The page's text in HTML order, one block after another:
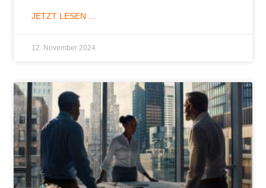
JETZT LESEN ...
12. November 2024